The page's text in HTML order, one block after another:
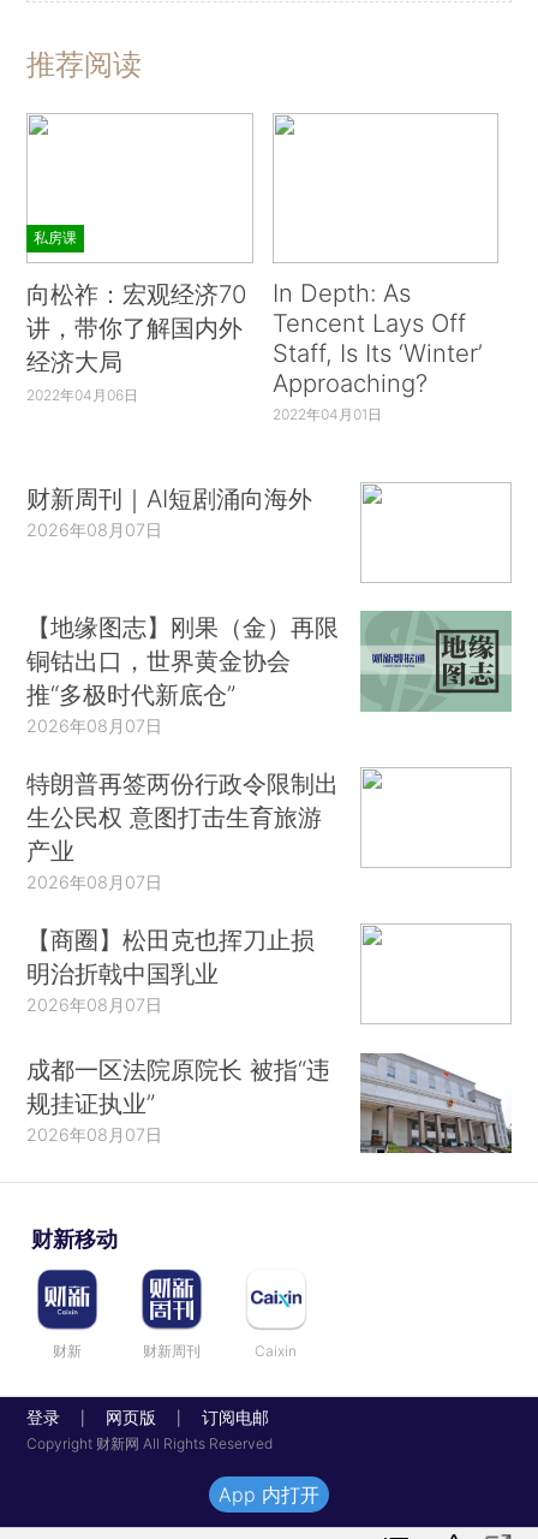
推荐阅读
私房课
向松祚：宏观经济70
讲，带你了解国内外
经济大局
2022年04月06日
In Depth: As
Tencent Lays Off
Staff, Is Its ‘Winter’
Approaching?
2022年04月01日
财新周刊｜AI短剧涌向海外
2026年08月07日
【地缘图志】刚果（金）再限
铜钴出口，世界黄金协会
推“多极时代新底仓”
2026年08月07日
特朗普再签两份行政令限制出
生公民权 意图打击生育旅游
产业
2026年08月07日
【商圈】松田克也挥刀止损
明治折戟中国乳业
2026年08月07日
成都一区法院原院长 被指“违
规挂证执业”
2026年08月07日
财新移动
财新 财新周刊 Caixin
登录 网页版 订阅电邮
Copyright 财新网 All Rights Reserved
App 内打开